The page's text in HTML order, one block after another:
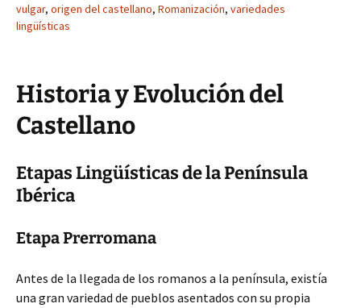
vulgar, origen del castellano, Romanización, variedades
lingüísticas
Historia y Evolución del
Castellano
Etapas Lingüísticas de la Península
Ibérica
Etapa Prerromana
Antes de la llegada de los romanos a la península, existía
una gran variedad de pueblos asentados con su propia